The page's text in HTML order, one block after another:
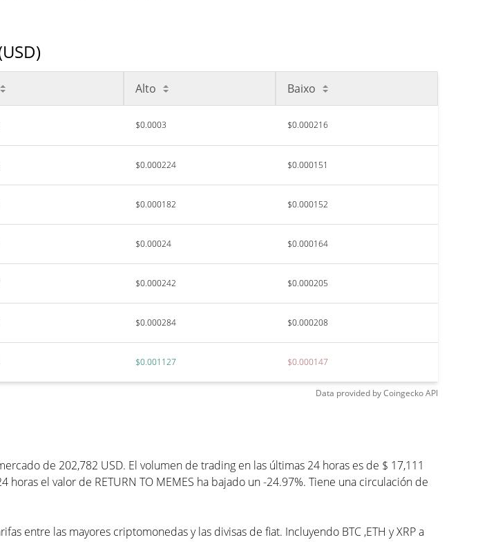
Alto Baixo
$0.0003 $0.000216
$0.000224 $0.000151
$0.000182 $0.000152
$0.00024 $0.000164
$0.000242 $0.000205
$0.000284 $0.000208
$0.001127 $0.000147
Data provided byCoingeckoAPI
de 202,782 USD. El volumen de trading en las últimas 24 horas es de $ 17,111
el valor de RETURN TO MEMES ha bajado un -24.97%. Tiene una circulación de
entre las mayores criptomonedas y las divisas de fiat. Incluyendo BTC ,ETH y XRP a